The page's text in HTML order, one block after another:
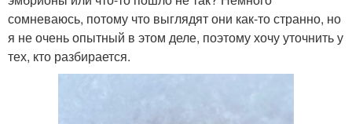
сомневаюсь, потому что выглядят они как-то странно, но
я не очень опытный в этом деле, поэтому хочу уточнить у
тех, кто разбирается.